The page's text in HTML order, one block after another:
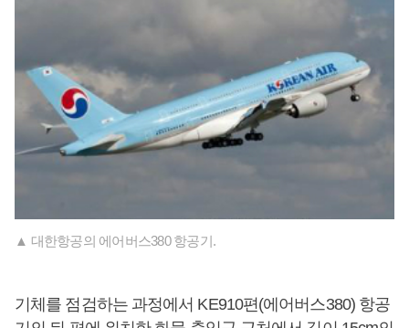
▲ 대한항공의 에어버스380 항공기.
기체를 점검하는 과정에서 KE910편(에어버스380) 항공